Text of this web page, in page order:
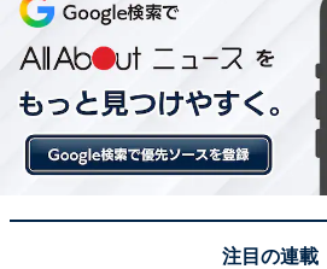
メイン料理はレンジで簡単に温め
んの横浜野菜を中心とした夏野菜
るよう、別途付け合わせてありま
イム、ディナータイムでの持ち帰
オマール海老（ハーフサイズ）の
注目の連載